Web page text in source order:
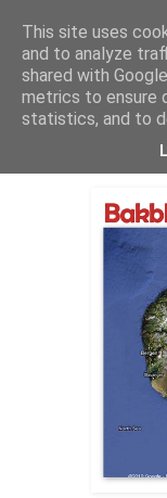
onsdag 27
Vad säger ni?
This site uses
and to analyze
shared with
metrics to ensure
statistics, and to